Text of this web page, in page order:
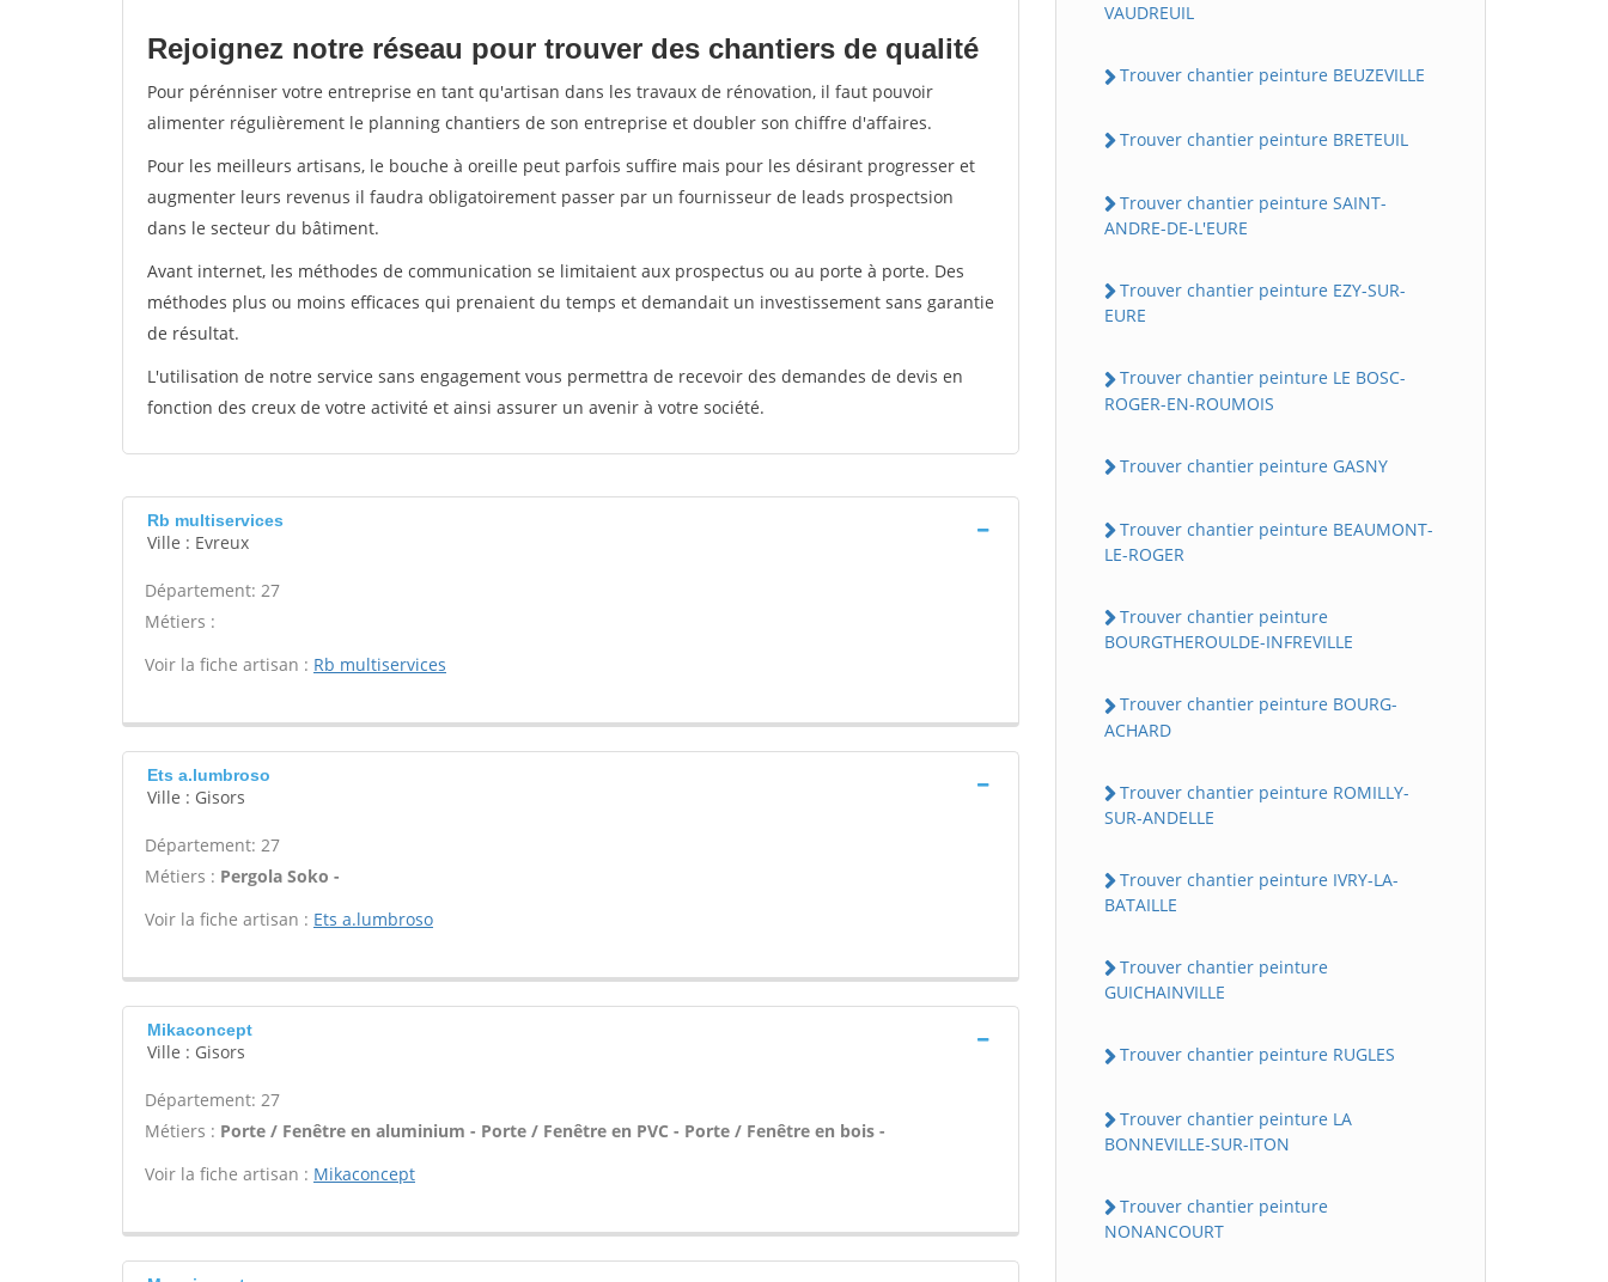
Rejoignez notre réseau pour trouver des chantiers de qualité
Pour pérénniser votre entreprise en tant qu'artisan dans les travaux de rénovation, il faut pouvoir
alimenter régulièrement le planning chantiers de son entreprise et doubler son chiffre d'affaires.
Pour les meilleurs artisans, le bouche à oreille peut parfois suffire mais pour les désirant progresser et
augmenter leurs revenus il faudra obligatoirement passer par un fournisseur de leads prospectsion
dans le secteur du bâtiment.
Avant internet, les méthodes de communication se limitaient aux prospectus ou au porte à porte. Des
méthodes plus ou moins efficaces qui prenaient du temps et demandait un investissement sans garantie
de résultat.
L'utilisation de notre service sans engagement vous permettra de recevoir des demandes de devis en
fonction des creux de votre activité et ainsi assurer un avenir à votre société.
Rb multiservices
Ville : Evreux
Département: 27
Métiers :
Voir la fiche artisan : Rb multiservices
Ets a.lumbroso
Ville : Gisors
Département: 27
Métiers : Pergola Soko -
Voir la fiche artisan : Ets a.lumbroso
Mikaconcept
Ville : Gisors
Département: 27
Métiers : Porte / Fenêtre en aluminium - Porte / Fenêtre en PVC - Porte / Fenêtre en bois -
Voir la fiche artisan : Mikaconcept
VAUDREUIL
Trouver chantier peinture BEUZEVILLE
Trouver chantier peinture BRETEUIL
Trouver chantier peinture SAINT-
ANDRE-DE-L'EURE
Trouver chantier peinture EZY-SUR-
EURE
Trouver chantier peinture LE BOSC-
ROGER-EN-ROUMOIS
Trouver chantier peinture GASNY
Trouver chantier peinture BEAUMONT-
LE-ROGER
Trouver chantier peinture
BOURGTHEROULDE-INFREVILLE
Trouver chantier peinture BOURG-
ACHARD
Trouver chantier peinture ROMILLY-
SUR-ANDELLE
Trouver chantier peinture IVRY-LA-
BATAILLE
Trouver chantier peinture
GUICHAINVILLE
Trouver chantier peinture RUGLES
Trouver chantier peinture LA
BONNEVILLE-SUR-ITON
Trouver chantier peinture
NONANCOURT